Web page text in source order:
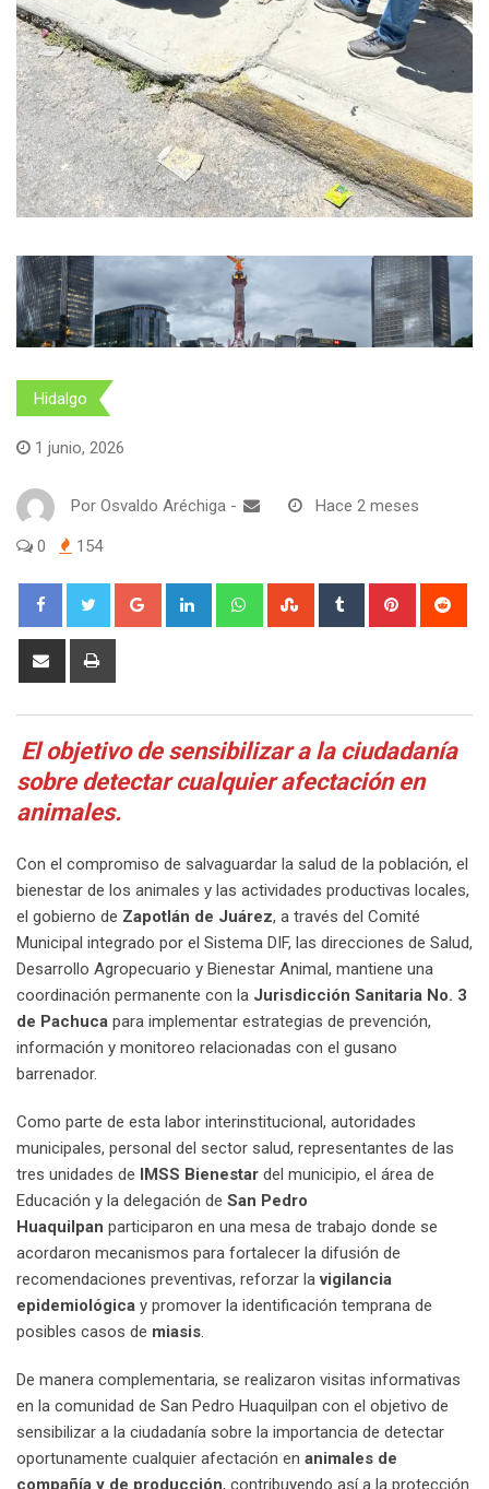
Hidalgo
1 junio, 2026
Por Osvaldo Aréchiga - Hace 2 meses
0 154
Google+ LinkedIn WhatsappStumbleUpon
Tumblr Pinterest
Share
El objetivo de sensibilizar a la ciudadanía
sobre detectar cualquier afectación en
animales.
Con el compromiso de salvaguardar la salud de la población, el
bienestar de los animales y las actividades productivas locales,
el gobierno de Zapotlán de Juárez, a través del Comité
Municipal integrado por el Sistema DIF, las direcciones de Salud,
Desarrollo Agropecuario y Bienestar Animal, mantiene una
coordinación permanente con la Jurisdicción Sanitaria No. 3
de Pachuca para implementar estrategias de prevención,
información y monitoreo relacionadas con el gusano
barrenador.
Como parte de esta labor interinstitucional, autoridades
municipales, personal del sector salud, representantes de las
tres unidades de IMSS Bienestar del municipio, el área de
Educación y la delegación de San Pedro
Huaquilpan participaron en una mesa de trabajo donde se
acordaron mecanismos para fortalecer la difusión de
recomendaciones preventivas, reforzar lavigilancia
epidemiológica y promover la identificación temprana de
posibles casos de miasis.
De manera complementaria, se realizaron visitas informativas
en la comunidad de San Pedro Huaquilpan con el objetivo de
sensibilizar a la ciudadanía sobre la importancia de detectar
oportunamente cualquier afectación en animales de
compañía y de producción, contribuyendo así a la protección